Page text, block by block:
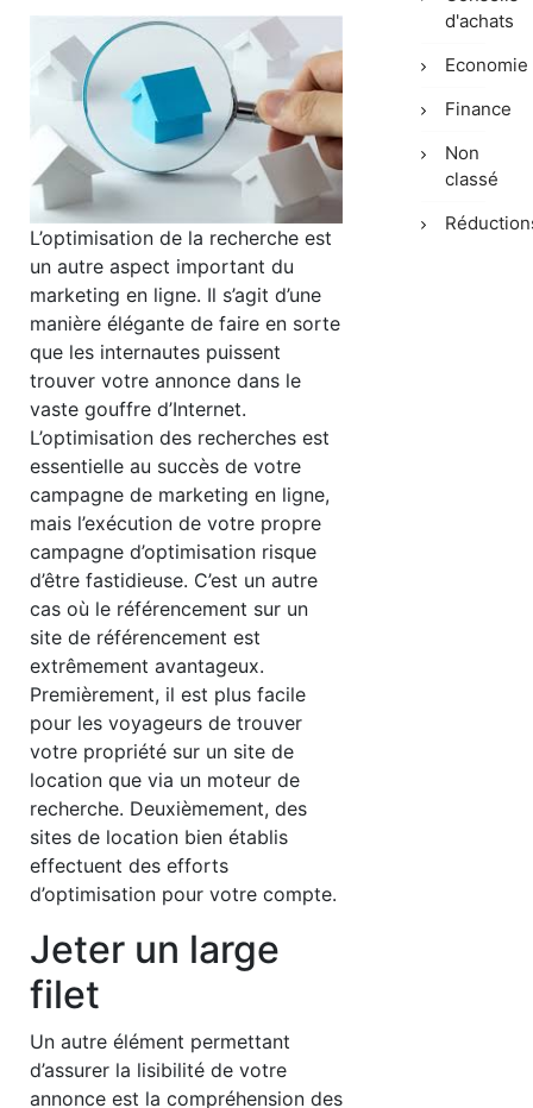
L’optimisation de la recherche est
un autre aspect important du
marketing en ligne. Il s’agit d’une
manière élégante de faire en sorte
que les internautes puissent
trouver votre annonce dans le
vaste gouffre d’Internet.
L’optimisation des recherches est
essentielle au succès de votre
campagne de marketing en ligne,
mais l’exécution de votre propre
campagne d’optimisation risque
d’être fastidieuse. C’est un autre
cas où le référencement sur un
site de référencement est
extrêmement avantageux.
Premièrement, il est plus facile
pour les voyageurs de trouver
votre propriété sur un site de
location que via un moteur de
recherche. Deuxièmement, des
sites de location bien établis
effectuent des efforts
d’optimisation pour votre compte.
Jeter un large
filet
Un autre élément permettant
d’assurer la lisibilité de votre
annonce est la compréhension des
d'achats
Economie
Finance
Non
classé